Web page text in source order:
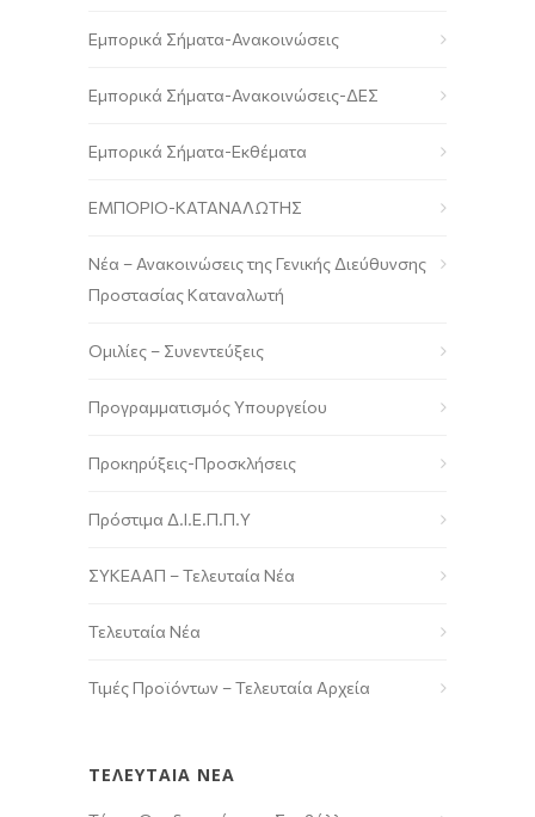
Εμπορικά Σήματα-Ανακοινώσεις
Εμπορικά Σήματα-Ανακοινώσεις-ΔΕΣ
Εμπορικά Σήματα-Εκθέματα
ΕΜΠΟΡΙΟ-ΚΑΤΑΝΑΛΩΤΗΣ
Νέα – Ανακοινώσεις της Γενικής Διεύθυνσης
Προστασίας Καταναλωτή
Ομιλίες – Συνεντεύξεις
Προγραμματισμός Υπουργείου
Προκηρύξεις-Προσκλήσεις
Πρόστιμα Δ.Ι.Ε.Π.Π.Υ
ΣΥΚΕΑΑΠ – Τελευταία Νέα
Τελευταία Νέα
Τιμές Προϊόντων – Τελευταία Αρχεία
ΤΕΛΕΥΤΑΙΑ ΝΕΑ